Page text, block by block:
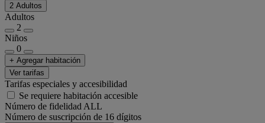
2 Adultos
Adultos
2
Niños
0
+ Agregar habitación
Ver tarifas
Tarifas especiales y accesibilidad
Se requiere habitación accesible
Número de fidelidad ALL
Número de suscripción de 16 dígitos